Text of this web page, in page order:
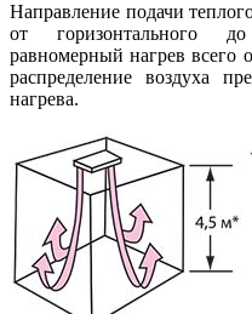
Направление подачи
от горизонтального до
равномерный нагрев всего
распределение воздуха
нагрева.